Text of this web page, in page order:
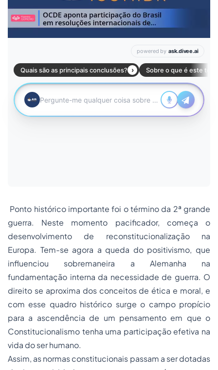
Ponto histórico importante foi o término da 2ª grande
guerra. Neste momento pacificador, começa o
desenvolvimento de reconstitucionalização na
Europa. Tem-se agora a queda do positivismo, que
influenciou sobremaneira a Alemanha na
fundamentação interna da necessidade de guerra. O
direito se aproxima dos conceitos de ética e moral, e
com esse quadro histórico surge o campo propício
para a ascendência de um pensamento em que o
Constitucionalismo tenha uma participação efetiva na
vida do ser humano.
Assim, as normas constitucionais passam a ser dotadas